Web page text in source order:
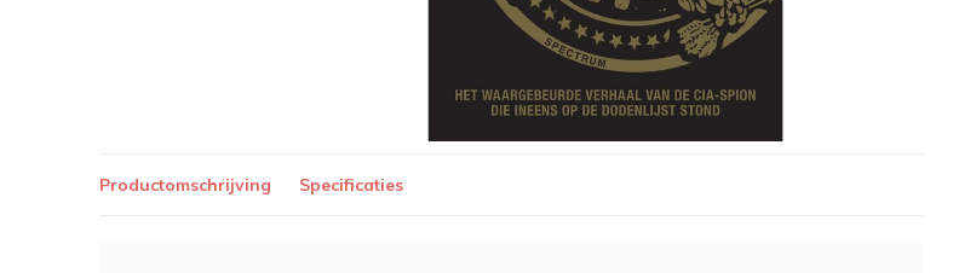
Productomschrijving Specificaties